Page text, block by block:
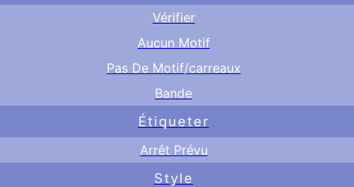
Vérifier
Aucun Motif
Pas De Motif/carreaux
Bande
Étiqueter
Arrêt Prévu
Style